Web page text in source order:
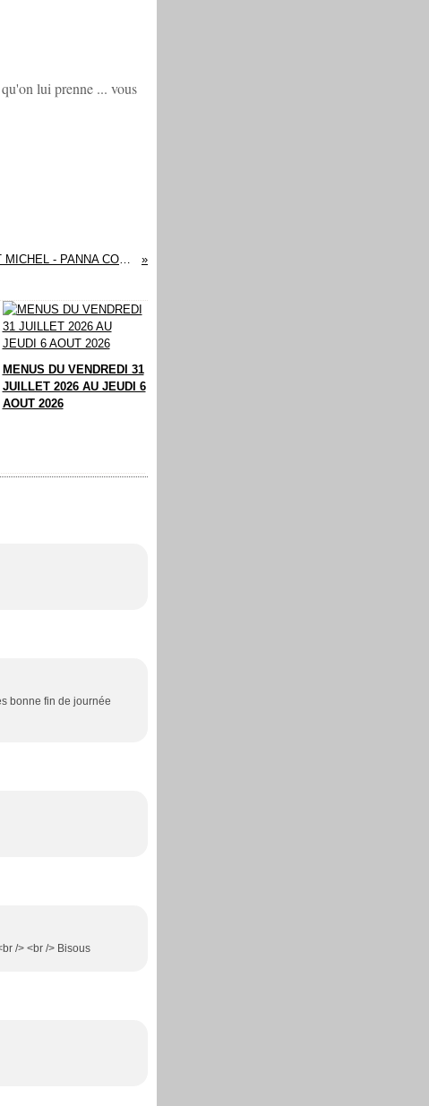
lui prenne ... vous
CHAMPAGNE MARCOULT MICHEL - PANNA COTTA SALEE
MENUS DU VENDREDI 31
JUILLET 2026 AU JEUDI 6
AOUT 2026
bonne fin de journée
/> <br /> Bisous